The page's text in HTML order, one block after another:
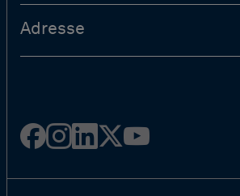
Adresse
Facebook
Instagram
Linked
Twitter
Youtube